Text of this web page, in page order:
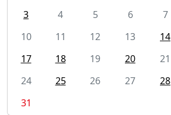
3
4 5 6 7
10
11 12 13 14
17
18 19 20 21
24
25 26 27 28
31